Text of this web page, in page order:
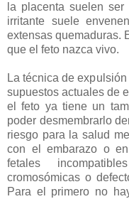
la placenta suelen
irritante suele
extensas quemaduras.
que el feto nazca vivo.
La técnica de
supuestos actuales de
el feto ya tiene un
poder desmembrarlo
riesgo para la salud
con el embarazo o
fetales
cromosómicas o
Para el primero no